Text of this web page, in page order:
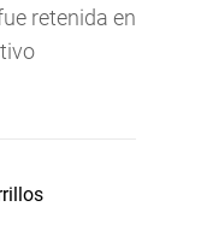
retenida en